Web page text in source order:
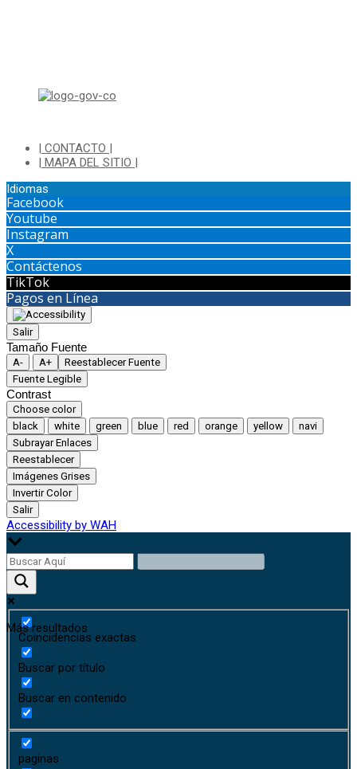
| CONTACTO |
| MAPA DEL SITIO |
Idiomas
Facebook
Youtube
Instagram
X
Contáctenos
TikTok
Pagos en Línea
Salir
Tamaño Fuente
A- A+
Reestablecer Fuente
Fuente Legible
Contrast
Choose color
black
white green blue red orange yellow
navi
Subrayar Enlaces
Reestablecer
Imágenes Grises
Invertir Color
Salir
Accessibility by WAH
Más resultados
Coincidencias exactas
Buscar por título
Buscar en contenido
paginas